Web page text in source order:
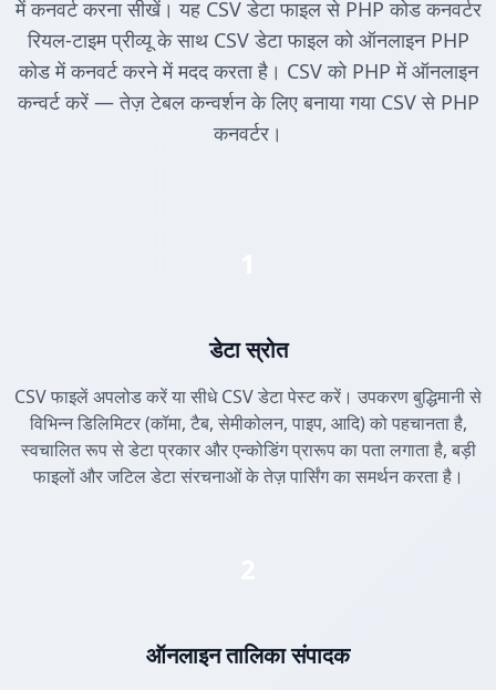
में कनवर्ट करना सीखें। यह CSV डेटा फाइल से PHP कोड कनवर्टर
रियल-टाइम प्रीव्यू के साथ CSV डेटा फाइल को ऑनलाइन PHP
कोड में कनवर्ट करने में मदद करता है। CSV को PHP में ऑनलाइन
कन्वर्ट करें — तेज़ टेबल कन्वर्शन के लिए बनाया गया CSV से PHP
कनवर्टर।
डेटा स्रोत
CSV फाइलें अपलोड करें या सीधे CSV डेटा पेस्ट करें। उपकरण बुद्धिमानी से
विभिन्न डिलिमिटर (कॉमा, टैब, सेमीकोलन, पाइप, आदि) को पहचानता है,
स्वचालित रूप से डेटा प्रकार और एन्कोडिंग प्रारूप का पता लगाता है, बड़ी
फाइलों और जटिल डेटा संरचनाओं के तेज़ पार्सिंग का समर्थन करता है।
ऑनलाइन तालिका संपादक